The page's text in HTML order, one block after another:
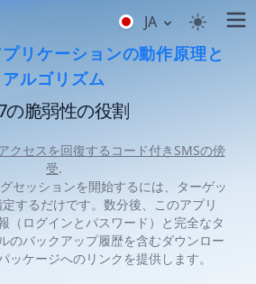
JA
リケーションの動作原理と
アルゴリズム
の脆弱性の役割
クセスを回復するコード付きSMSの傍
受.
セッションを開始するには、ターゲッ
定するだけです。数分後、このアプリ
（ログインとパスワード）と完全なタ
のバックアップ履歴を含むダウンロー
ッケージへのリンクを提供します。